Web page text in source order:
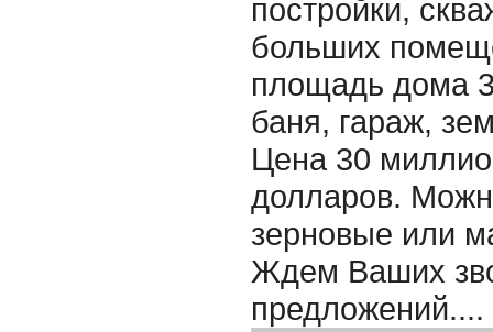
постройки,
больших
площадь дома
баня, гараж,
Цена 30
долларов.
зерновые или
Ждем Ваших
предложений....